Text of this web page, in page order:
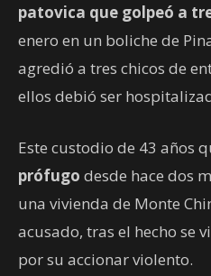
patovica que golpeó a
enero en un boliche de
agredió a tres chicos de
ellos debió ser
Este custodio de 43 años
prófugo desde hace dos
una vivienda de Monte
acusado, tras el hecho se
por su accionar violento.